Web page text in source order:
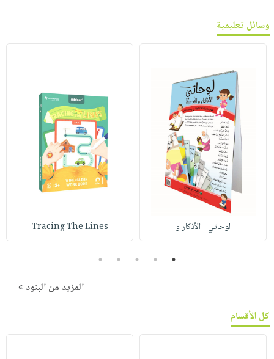
وسائل تعليمية
لوحاتي - الأذكار و Tracing The Lines
1
2
3
4
5
المزيد من البنود »
كل الأقسام